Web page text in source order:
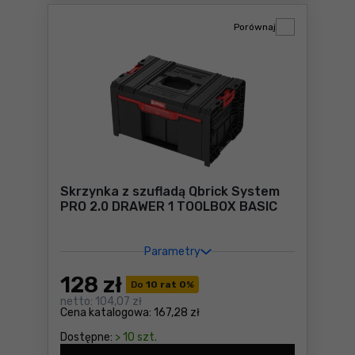
Skrzynka z szufladą Qbrick System
PRO 2.0 DRAWER 1 TOOLBOX BASIC
Parametry
Do 10 rat 0%
Cena katalogowa: 167,28 zł
128 zł
netto: 104,07 zł
Dostępne: > 10 szt.
Porównaj